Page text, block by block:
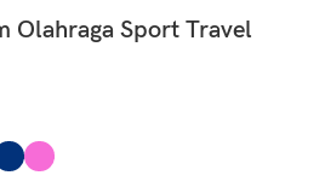
Olahraga Sport Travel